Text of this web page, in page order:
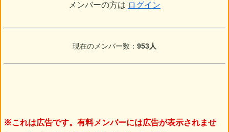
メンバーの方は ログイン
現在のメンバー数： 953人
※これは広告です。有料メンバーには広告が表示されませ